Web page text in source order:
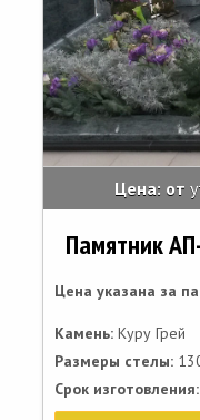
Цена: от
Памятник
Цена указана за
Камень: Куру Грей
Размеры стелы:
Срок изготовления: